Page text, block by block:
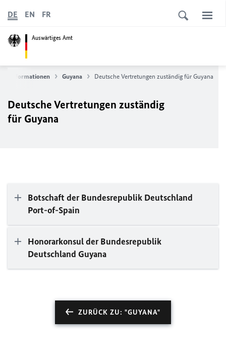
Auswärtiges Amt
DE EN FR
Guyana Deutsche Vertretungen zuständig für Guyana
Deutsche Vertretungen zuständig
für Guyana
Botschaft der Bundesrepublik Deutschland
Port-of-Spain
Honorarkonsul der Bundesrepublik
Deutschland Guyana
ZURÜCK ZU: "GUYANA"